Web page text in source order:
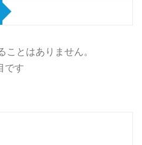
とはありません。
です